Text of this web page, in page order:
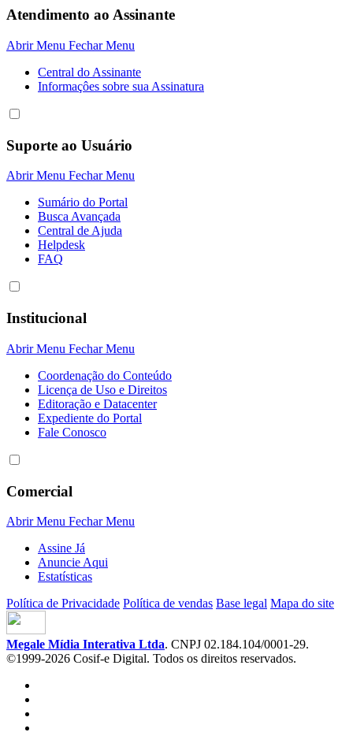
Atendimento ao Assinante
Abrir Menu Fechar Menu
Central do Assinante
Informaçôes sobre sua Assinatura
Suporte ao Usuário
Abrir Menu Fechar Menu
Sumário do Portal
Busca Avançada
Central de Ajuda
Helpdesk
FAQ
Institucional
Abrir Menu Fechar Menu
Coordenação do Conteúdo
Licença de Uso e Direitos
Editoração e Datacenter
Expediente do Portal
Fale Conosco
Comercial
Abrir Menu Fechar Menu
Assine Já
Anuncie Aqui
Estatísticas
Política de Privacidade Política de vendas Base legal Mapa do site
Megale Mídia Interativa Ltda. CNPJ 02.184.104/0001-29.
©1999-2026 Cosif-e Digital. Todos os direitos reservados.